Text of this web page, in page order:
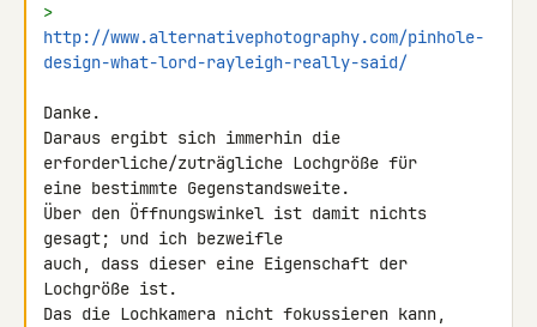
>
http://www.alternativephotography.com/pinhole-
design-what-lord-rayleigh-really-said/
Danke.
Daraus ergibt sich immerhin die
erforderliche/zuträgliche Lochgröße für
eine bestimmte Gegenstandsweite.
Über den Öffnungswinkel ist damit nichts
gesagt; und ich bezweifle
auch, dass dieser eine Eigenschaft der
Lochgröße ist.
Das die Lochkamera nicht fokussieren kann,